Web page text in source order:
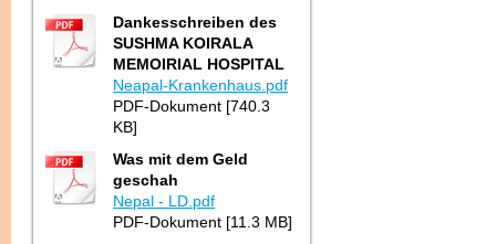
Dankesschreiben des
SUSHMA KOIRALA
MEMOIRIAL HOSPITAL
Neapal-Krankenhaus.pdf
PDF-Dokument [740.3
KB]
Was mit dem Geld
geschah
Nepal - LD.pdf
PDF-Dokument [11.3 MB]